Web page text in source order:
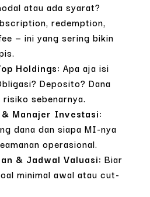
atau ada syarat?
redemption,
— ini yang sering bikin
Holdings: Apa aja isi
Deposito? Dana
sebenarnya.
Manajer Investasi:
dana dan siapa MI-nya
operasional.
& Jadwal Valuasi: Biar
minimal awal atau cut-